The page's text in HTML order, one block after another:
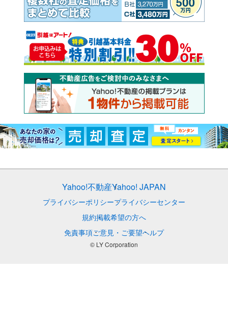
Yahoo!不動産Yahoo! JAPAN
プライバシーポリシープライバシーセンター
規約掲載希望の方へ
免責事項ご意見・ご要望ヘルプ
© LY Corporation